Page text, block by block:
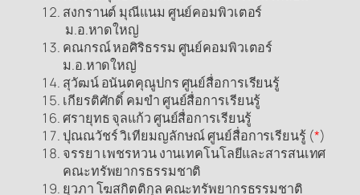
สงกรานต์ มุณีแนม ศูนย์คอมพิวเตอร์
ม.อ.หาดใหญ่
คณกรณ์ หอศิริธรรม ศูนย์คอมพิวเตอร์
ม.อ.หาดใหญ่
สุวัฒน์ อนันตคุณูปกร ศูนย์สื่อการเรียนรู้
เกียรติศักดิ์ คมขำ ศูนย์สื่อการเรียนรู้
ศรายุทธ จุลแก้ว ศูนย์สื่อการเรียนรู้
ปุณณวัชร์ วิเทียมญลักษณ์ ศูนย์สื่อการเรียนรู้ (*)
จรรยา เพชรหวน งานเทคโนโลยีและสารสนเทศ
คณะทรัพยากรธรรมชาติ
ยุวภา โฆสกิตติกุล คณะทรัพยากรธรรมชาติ